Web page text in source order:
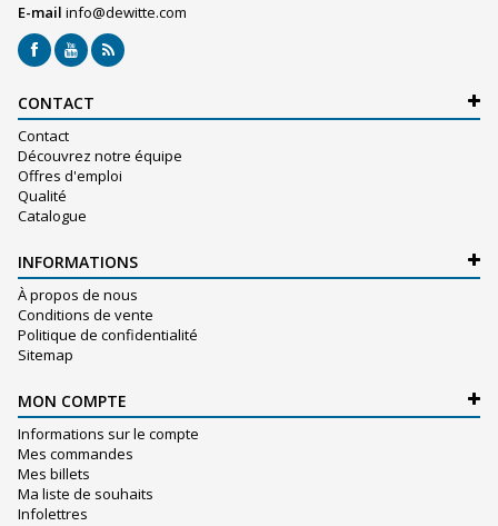
E-mail info@dewitte.com
CONTACT
Contact
Découvrez notre équipe
Offres d'emploi
Qualité
Catalogue
INFORMATIONS
À propos de nous
Conditions de vente
Politique de confidentialité
Sitemap
MON COMPTE
Informations sur le compte
Mes commandes
Mes billets
Ma liste de souhaits
Infolettres